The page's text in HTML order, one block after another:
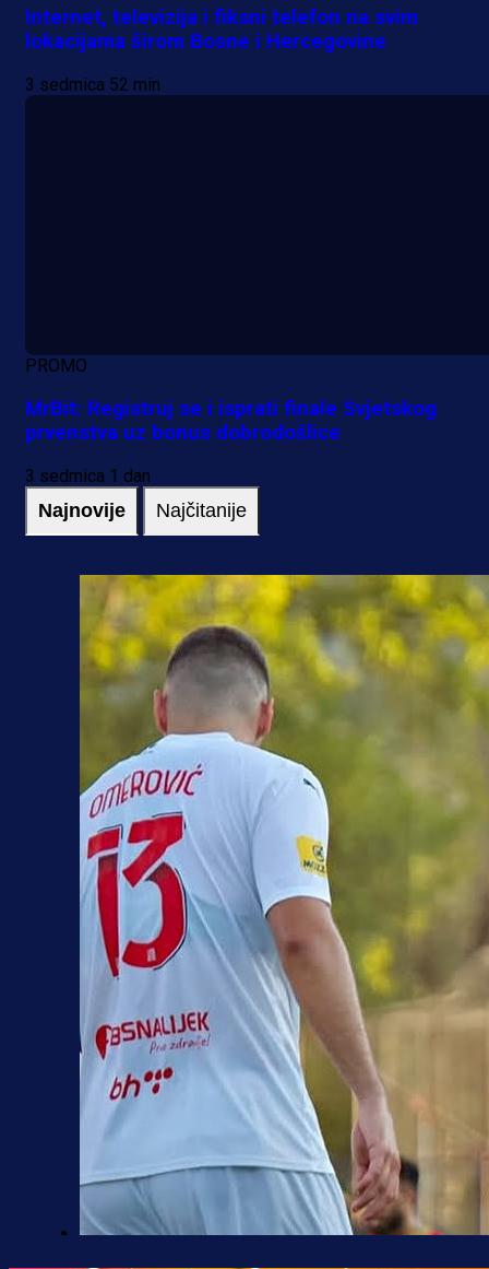
Internet, televizija i fiksni telefon na svim
lokacijama širom Bosne i Hercegovine
3 sedmica 52 min
PROMO
MrBit: Registruj se i isprati finale Svjetskog
prvenstva uz bonus dobrodošlice
3 sedmica 1 dan
Najnovije Najčitanije